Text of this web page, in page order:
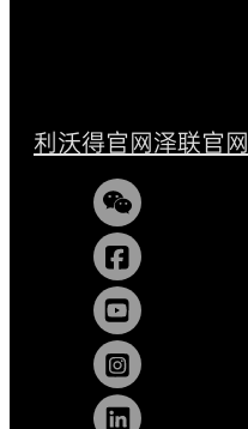
利沃得官网泽联官网